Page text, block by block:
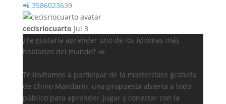
📲 3586023639
cecisriocuarto Jul 3
¿Te gustaría aprender uno de los idiomas más
hablados del mundo? 📣
Te invitamos a participar de la masterclass gratuita
de Chino Mandarín, una propuesta abierta a todo
público para aprender, jugar y conectar con la